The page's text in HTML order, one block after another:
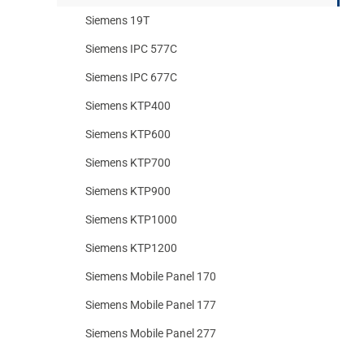
Siemens 19T
Siemens IPC 577C
Siemens IPC 677C
Siemens KTP400
Siemens KTP600
Siemens KTP700
Siemens KTP900
Siemens KTP1000
Siemens KTP1200
Siemens Mobile Panel 170
Siemens Mobile Panel 177
Siemens Mobile Panel 277